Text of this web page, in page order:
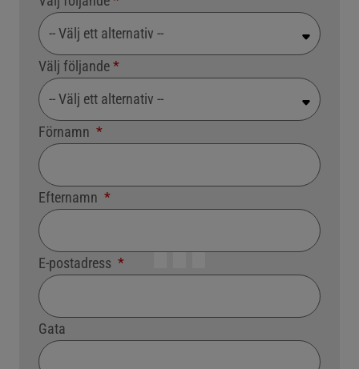
-- Välj ett alternativ --
Välj följande
-- Välj ett alternativ --
Förnamn
Efternamn
E-postadress
Gata